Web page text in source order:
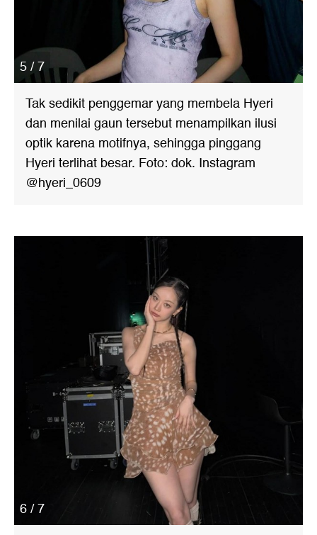
5 / 7
Tak sedikit penggemar yang membela Hyeri
dan menilai gaun tersebut menampilkan ilusi
optik karena motifnya, sehingga pinggang
Hyeri terlihat besar. Foto: dok. Instagram
@hyeri_0609
6 / 7